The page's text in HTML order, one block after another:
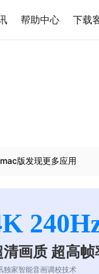
帮助中心 下载
版发现更多应用
清画质 超高
独家智能音画调校技术